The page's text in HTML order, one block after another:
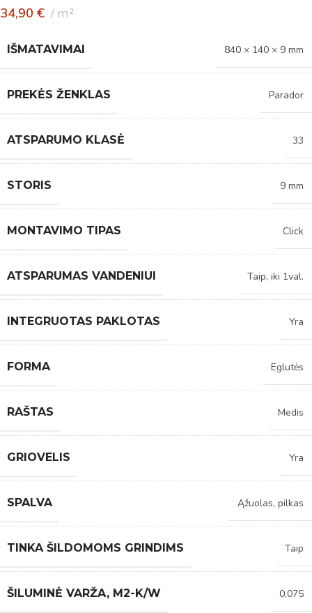
34,90 € m²
IŠMATAVIMAI 840 × 140 × 9 mm
PREKĖS ŽENKLAS Parador
ATSPARUMO KLASĖ 33
STORIS 9 mm
MONTAVIMO TIPAS Click
ATSPARUMAS VANDENIUI Taip, iki 1val.
INTEGRUOTAS PAKLOTAS Yra
FORMA Eglutės
RAŠTAS Medis
GRIOVELIS Yra
SPALVA Ąžuolas, pilkas
TINKA ŠILDOMOMS GRINDIMS Taip
ŠILUMINĖ VARŽA, M2-K/W 0,075